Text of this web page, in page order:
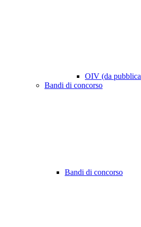
OIV (da
Bandi di concorso
Bandi di concorso